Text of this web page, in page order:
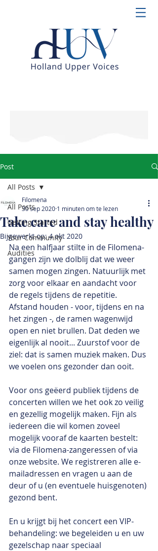
Post
All Posts
Getting Started
Your Community
Audities
All Posts
Take care and stay healthy
Filomena
30 sep 2020 1 minuten om te lezen
Bijgewerkt op:4 okt 2020
Na een halfjaar stilte in de Filomena-
gangen zijn we dolblij dat we weer
samen mogen zingen. Natuurlijk met
zorg voor elkaar en aandacht voor
de regels tijdens de repetitie.
Afstand houden - voor, tijdens en na
het zingen -, de ramen wagenwijd
open en niet brullen. Dat deden we
eigenlijk al nooit... Zuurstof voor de
ziel: dat is samen muziek maken. Dus
we voelen ons gezonder dan ooit.
Voor ons geëerd publiek tijdens de
concerten willen we het ook zo veilig
en gezellig mogelijk maken. Fijn als
iedereen die wil komen zoveel
mogelijk vooraf de kaarten bestelt:
via de Filomena-zangeressen of via
onze website. We registreren alle e-
mailadressen en vragen u aan de
deur of u (en eventuele huisgenoten)
gezond bent.
En u krijgt bij het concert een VIP-
behandeling: we begeleiden u en uw
gezelschap naar speciaal